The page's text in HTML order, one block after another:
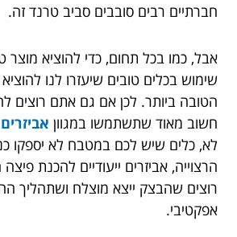
חברתיים רבים סובבים סביב טרנד זה.
אבל, כמו בכל תחום, כדי להוציא מוצר
שימוש בכלים טובים שיעזרו לנו
הטובה ביותר. לכן אם גם אתם רוצים
חשוב מאוד שתשתמשו במגוון
לא, כלים שיש לכם במטבח לא יספקו
הרצוייה, אביזרים ייעודיים להכנת
רוצים שהבצק ייצא מוצלח ושתהליך
אפקטיבי.